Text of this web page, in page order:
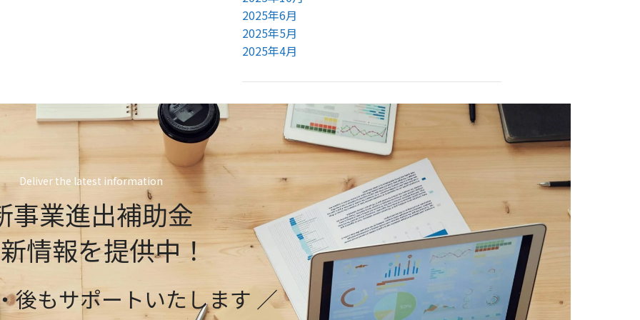
2025年6月
2025年5月
2025年4月
Deliver the latest information
事業進出補助金
情報を提供中！
後もサポートいたします ／